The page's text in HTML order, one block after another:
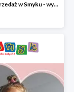
Letnia wyprzedaż w Smyku - wybrane ubrania i buty do -50%